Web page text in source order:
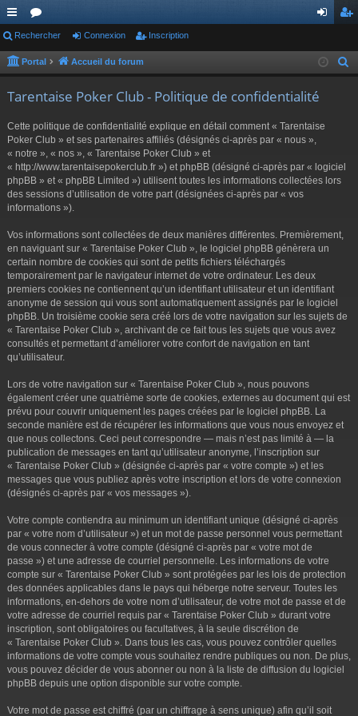
ac
co
s
or
u ne cri
Rechercher Connexion Inscription
Portal Accueil du forum
Tarentaise Poker Club - Politique de confidentialité
Cette politique de confidentialité explique en détail comment « Tarentaise
Poker Club » et ses partenaires affiliés (désignés ci-après par « nous »,
« notre », « nos », « Tarentaise Poker Club » et
« http://www.tarentaisepokerclub.fr ») et phpBB (désigné ci-après par « logiciel
phpBB » et « phpBB Limited ») utilisent toutes les informations collectées lors
des sessions d’utilisation de votre part (désignées ci-après par « vos
informations »).
Vos informations sont collectées de deux manières différentes. Premièrement,
en naviguant sur « Tarentaise Poker Club », le logiciel phpBB génèrera un
certain nombre de cookies qui sont de petits fichiers téléchargés
temporairement par le navigateur internet de votre ordinateur. Les deux
premiers cookies ne contiennent qu’un identifiant utilisateur et un identifiant
anonyme de session qui vous sont automatiquement assignés par le logiciel
phpBB. Un troisième cookie sera créé lors de votre navigation sur les sujets de
« Tarentaise Poker Club », archivant de ce fait tous les sujets que vous avez
consultés et permettant d’améliorer votre confort de navigation en tant
qu’utilisateur.
Lors de votre navigation sur « Tarentaise Poker Club », nous pouvons
également créer une quatrième sorte de cookies, externes au document qui est
prévu pour couvrir uniquement les pages créées par le logiciel phpBB. La
seconde manière est de récupérer les informations que vous nous envoyez et
que nous collectons. Ceci peut correspondre — mais n’est pas limité à — la
publication de messages en tant qu’utilisateur anonyme, l’inscription sur
« Tarentaise Poker Club » (désignée ci-après par « votre compte ») et les
messages que vous publiez après votre inscription et lors de votre connexion
(désignés ci-après par « vos messages »).
Votre compte contiendra au minimum un identifiant unique (désigné ci-après
par « votre nom d’utilisateur ») et un mot de passe personnel vous permettant
de vous connecter à votre compte (désigné ci-après par « votre mot de
passe ») et une adresse de courriel personnelle. Les informations de votre
compte sur « Tarentaise Poker Club » sont protégées par les lois de protection
des données applicables dans le pays qui héberge notre serveur. Toutes les
informations, en-dehors de votre nom d’utilisateur, de votre mot de passe et de
votre adresse de courriel requis par « Tarentaise Poker Club » durant votre
inscription, sont obligatoires ou facultatives, à la seule discrétion de
« Tarentaise Poker Club ». Dans tous les cas, vous pouvez contrôler quelles
informations de votre compte vous souhaitez rendre publiques ou non. De plus,
vous pouvez décider de vous abonner ou non à la liste de diffusion du logiciel
phpBB depuis une option disponible sur votre compte.
Votre mot de passe est chiffré (par un chiffrage à sens unique) afin qu’il soit